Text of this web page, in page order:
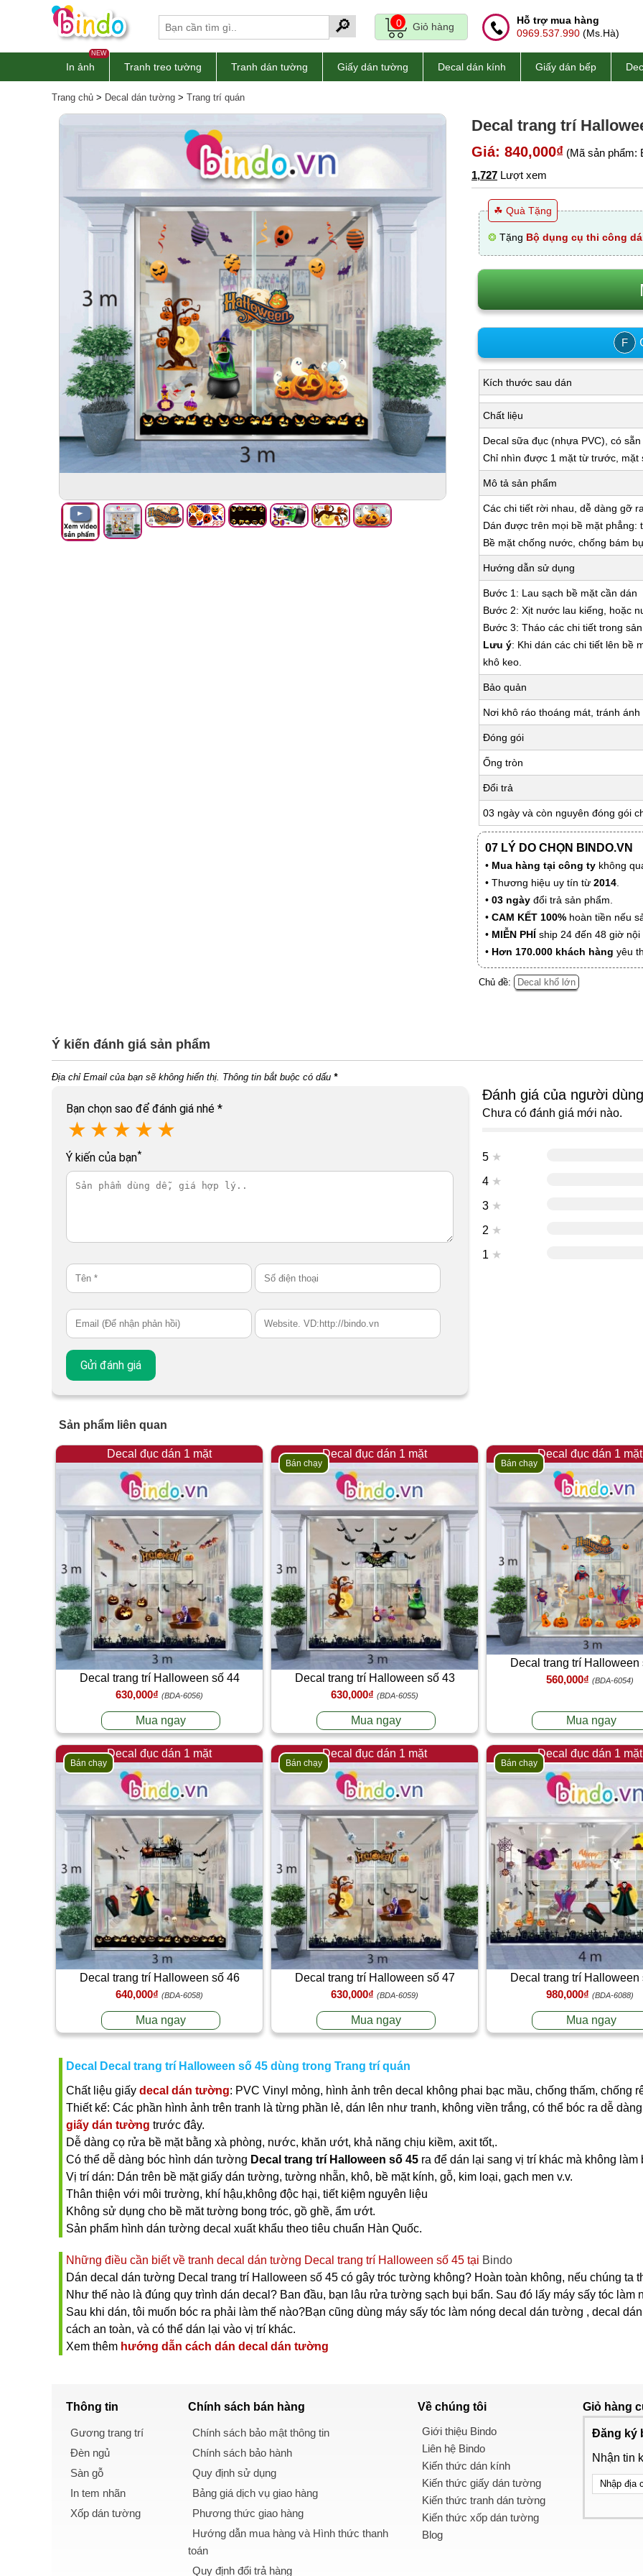
🔎 0 Giỏ hàng
Hỗ trợ mua hàng
0969.537.990 (Ms.Hà)
NEW
In ảnh Tranh treo tường Tranh dán tường Giấy dán tường Decal dán kính Giấy dán bếp
Trang chủ > Decal dán tường > Trang trí quán
Decal trang trí
Giá: 840,000₫ (Mã sản phẩm:
1,727 Lượt xem
☘ Quà Tặng
❂ Tặng Bộ dụng cụ thi công
F
Kích thước sau dán
Chất liệu
Decal sữa đục (nhựa PVC), có sẵn
Chỉ nhìn được 1 mặt từ trước, mặt
Mô tả sản phẩm
Các chi tiết rời nhau, dễ dàng gỡ
Dán được trên mọi bề mặt phẳng:
Bề mặt chống nước, chống bám
Hướng dẫn sử dụng
Bước 1: Lau sạch bề mặt cần dán
Bước 2: Xịt nước lau kiếng, hoặc
Bước 3: Tháo các chi tiết trong
Lưu ý: Khi dán các chi tiết lên bề
khô keo.
Bảo quản
Nơi khô ráo thoáng mát, tránh
Đóng gói
Ống tròn
Đổi trả
03 ngày và còn nguyên đóng gói
07 LÝ DO CHỌN BINDO.VN
• Mua hàng tại công ty không
• Thương hiệu uy tín từ 2014
• 03 ngày đổi trả sản phẩm.
• CAM KẾT 100% hoàn tiền nếu
• MIỄN PHÍ ship 24 đến 48 giờ nội
• Hơn 170.000 khách hàng yêu
Chủ đề: Decal khổ lớn
Ý kiến đánh giá sản phẩm
Địa chỉ Email của bạn sẽ không hiển thị. Thông tin bắt buộc có dấu *
Bạn chọn sao để đánh giá nhé *
★ ★ ★ ★ ★
Ý kiến của bạn*
Đánh giá của người dùng
Chưa có đánh giá mới nào.
5 ★
4 ★
3 ★
2 ★
1 ★
Sản phẩm liên quan
Decal đục dán 1 mặt
Decal trang trí Halloween số 44
630,000₫ (BDA-6056)
Mua ngay
Decal đục dán 1 mặt
Bán chạy
Decal trang trí Halloween số 43
630,000₫ (BDA-6055)
Mua ngay
Decal đục dán 1 mặt
Bán chạy
Decal trang trí Halloween
560,000₫ (BDA-6054)
Mua ngay
Decal đục dán 1 mặt
Bán chạy
Decal trang trí Halloween số 46
640,000₫ (BDA-6058)
Mua ngay
Decal đục dán 1 mặt
Bán chạy
Decal trang trí Halloween số 47
630,000₫ (BDA-6059)
Mua ngay
Decal đục dán 1 mặt
Bán chạy
Decal trang trí Halloween
980,000₫ (BDA-6088)
Mua ngay
Decal Decal trang trí Halloween số 45 dùng trong Trang trí quán
Chất liệu giấy decal dán tường: PVC Vinyl mỏng, hình ảnh trên decal không phai bạc mầu, chống thấm, chống
Thiết kế: Các phần hình ảnh trên tranh là từng phần lẻ, dán lên như tranh, không viền trắng, có thể bóc ra dễ
giấy dán tường trước đây.
Dễ dàng cọ rửa bề mặt bằng xà phòng, nước, khăn ướt, khả năng chịu kiềm, axit tốt,.
Có thể dễ dàng bóc hình dán tường Decal trang trí Halloween số 45 ra để dán lại sang vị trí khác mà không
Vị trí dán: Dán trên bề mặt giấy dán tường, tường nhẵn, khô, bề mặt kính, gỗ, kim loại, gạch men v.v.
Thân thiện với môi trường, khí hậu,không độc hại, tiết kiệm nguyên liệu
Không sử dụng cho bề măt tường bong tróc, gồ ghề, ẩm ướt.
Sản phẩm hình dán tường decal xuất khẩu theo tiêu chuẩn Hàn Quốc.
Những điều cần biết về tranh decal dán tường Decal trang trí Halloween số 45 tại Bindo
Dán decal dán tường Decal trang trí Halloween số 45 có gây tróc tường không? Hoàn toàn không, nếu chúng ta
Như thế nào là đúng quy trình dán decal? Ban đầu, bạn lâu rửa tường sạch bụi bẩn. Sau đó lấy máy sấy tóc
Sau khi dán, tôi muốn bóc ra phải làm thế nào?Bạn cũng dùng máy sấy tóc làm nóng decal dán tường , decal
cách an toàn, và có thể dán lại vào vị trí khác.
Xem thêm hướng dẫn cách dán decal dán tường
Thông tin
Gương trang trí
Đèn ngủ
Sàn gỗ
In tem nhãn
Xốp dán tường
Chính sách bán hàng
Chính sách bảo mật thông tin
Chính sách bảo hành
Quy định sử dụng
Bảng giá dịch vụ giao hàng
Phương thức giao hàng
Hướng dẫn mua hàng và Hình thức thanh
toán
Quy định đổi trả hàng
Về chúng tôi
Giới thiệu Bindo
Liên hệ Bindo
Kiến thức dán kính
Kiến thức giấy dán tường
Kiến thức tranh dán tường
Kiến thức xốp dán tường
Blog
Giỏ hàng
Đăng ký
Nhận tin